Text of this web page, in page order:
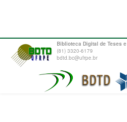
Biblioteca Digital de Teses
(81) 3320-6179
bdtd.bc@ufrpe.br